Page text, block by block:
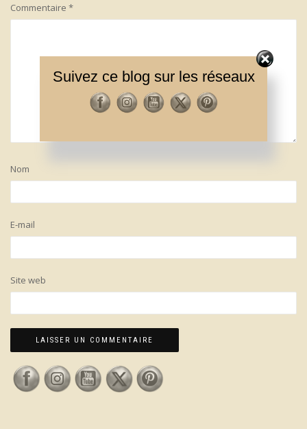
Commentaire *
Nom
E-mail
Site web
Suivez ce blog sur les réseaux